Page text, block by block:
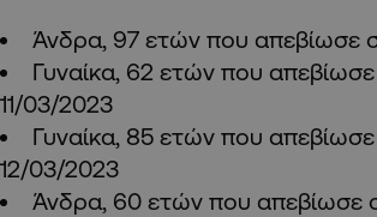
Άνδρα, 97 ετών που απεβίωσε
Γυναίκα, 62 ετών που απεβίωσε
11/03/2023
Γυναίκα, 85 ετών που απεβίωσε
12/03/2023
Άνδρα, 60 ετών που απεβίωσε